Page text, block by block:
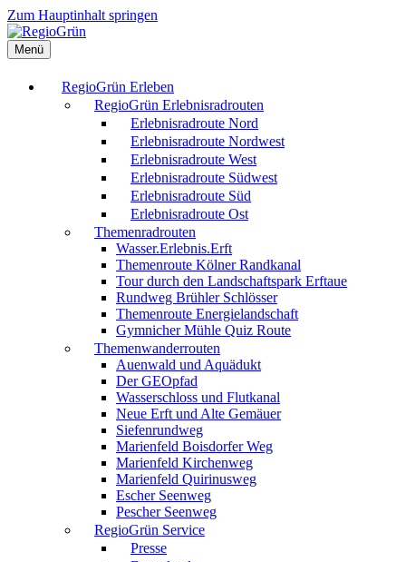
Zum Hauptinhalt springen
Menü
RegioGrün Erleben
RegioGrün Erlebnisradrouten
Erlebnisradroute Nord
Erlebnisradroute Nordwest
Erlebnisradroute West
Erlebnisradroute Südwest
Erlebnisradroute Süd
Erlebnisradroute Ost
Themenradrouten
Wasser.Erlebnis.Erft
Themenroute Kölner Randkanal
Tour durch den Landschaftspark Erftaue
Rundweg Brühler Schlösser
Themenroute Energielandschaft
Gymnicher Mühle Quiz Route
Themenwanderrouten
Auenwald und Aquädukt
Der GEOpfad
Wasserschloss und Flutkanal
Neue Erft und Alte Gemäuer
Siefenrundweg
Marienfeld Boisdorfer Weg
Marienfeld Kirchenweg
Marienfeld Quirinusweg
Escher Seenweg
Pescher Seenweg
RegioGrün Service
Presse